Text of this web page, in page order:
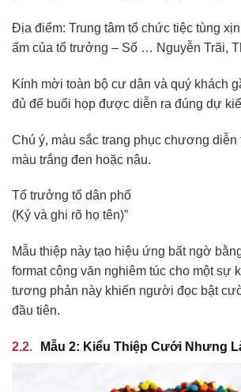
Địa điểm: Trung tâm tổ chức tiệc tùng
ấm của tổ trưởng – Số … Nguyễn Trãi,
Kính mời toàn bộ cư dân và quý khách
đủ để buổi họp được diễn ra đúng dự
Chú ý, màu sắc trang phục chương diễn
màu trắng đen hoặc nâu.
Tổ trưởng tổ dân phố
(Ký và ghi rõ họ tên)”
Mẫu thiệp này tạo hiệu ứng bất ngờ
format công văn nghiêm túc cho một sự
tương phản này khiến người đọc bật
đầu tiên.
Mẫu 2: Kiểu Thiệp Cưới Nhưng